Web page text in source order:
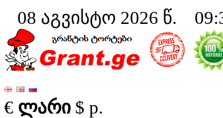
08 აგვისტო 2026 წ.
€ ლარი $ р.